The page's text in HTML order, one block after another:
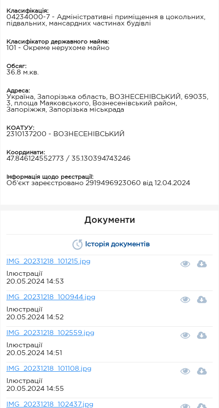
Класифікація:
04234000-7 - Адміністративні приміщення в цокольних,
підвальних, мансардних частинах будівлі
Класифікатор державного майна:
101 - Окреме нерухоме майно
Обсяг:
36.8 м.кв.
Адреса:
Україна, Запорізька область, ВОЗНЕСЕНІВСЬКИЙ, 69035,
3, площа Маяковського, Вознесенівський район,
Запоріжжя, Запорізька міськрада
КОАТУУ:
2310137200 - ВОЗНЕСЕНІВСЬКИЙ
Координати:
47.846124552773 / 35.130394743246
Інформація щодо реєстрації:
Об’єкт зареєстровано 2919496923060 від 12.04.2024
Документи
Історія документів
IMG_20231218_101215.jpg
Ілюстрації
20.05.2024 14:53
IMG_20231218_100944.jpg
Ілюстрації
20.05.2024 14:52
IMG_20231218_102559.jpg
Ілюстрації
20.05.2024 14:51
IMG_20231218_101108.jpg
Ілюстрації
20.05.2024 14:55
IMG_20231218_102437.jpg